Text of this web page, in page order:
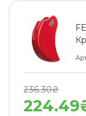
236.30₴